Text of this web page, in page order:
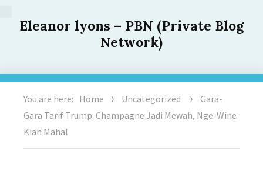
Eleanor lyons – PBN (Private Blog
Network)
You are here: Home Uncategorized
Gara-
Gara Tarif Trump: Champagne Jadi Mewah, Nge-Wine
Kian Mahal